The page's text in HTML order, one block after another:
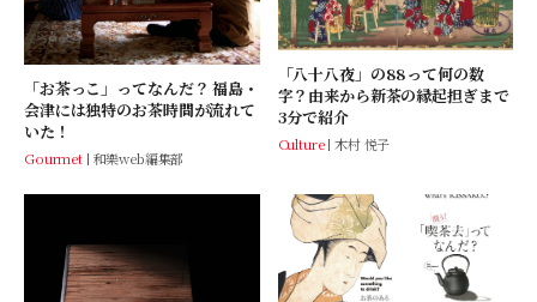
「お茶っこ」ってなんだ？ 福島・
会津には独特のお茶時間が流れて
いた！
Gourmet 和樂web編集部
「八十八夜」の88って何の数
字？由来から新茶の縁起担ぎまで
3分で紹介
Culture 木村 悦子